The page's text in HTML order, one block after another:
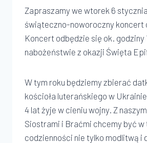
Zapraszamy we wtorek 6
świąteczno-noworoczny koncert
Koncert odbędzie się ok. godziny
nabożeństwie z okazji Święta
W tym roku będziemy zbierać
kościoła luterańskiego w
4 lat żyje w cieniu wojny. Z
Siostrami i Braćmi chcemy być w
codzienności nie tylko modlitwą i